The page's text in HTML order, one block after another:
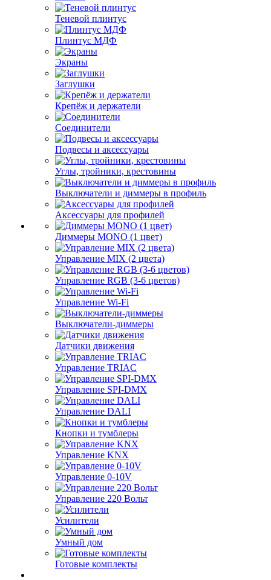
Теневой плинтус
Плинтус МДФ
Экраны
Заглушки
Крепёж и держатели
Соединители
Подвесы и аксессуары
Углы, тройники, крестовины
Выключатели и диммеры в профиль
Аксессуары для профилей
Диммеры MONO (1 цвет)
Управление MIX (2 цвета)
Управление RGB (3-6 цветов)
Управление Wi-Fi
Выключатели-диммеры
Датчики движения
Управление TRIAC
Управление SPI-DMX
Управление DALI
Кнопки и тумблеры
Управление KNX
Управление 0-10V
Управление 220 Вольт
Усилители
Умный дом
Готовые комплекты